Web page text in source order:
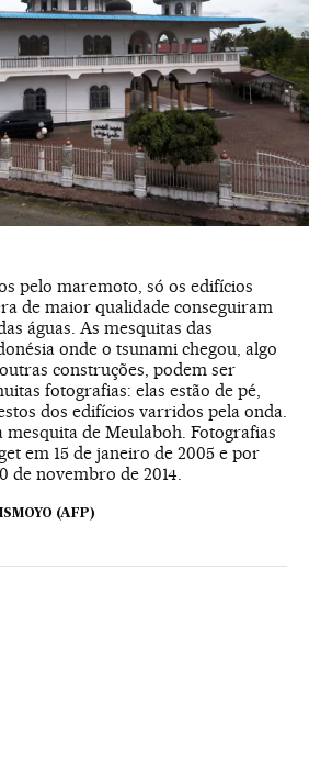
pelo maremoto, só os edifícios
de maior qualidade conseguiram
águas. As mesquitas das
onde o tsunami chegou, algo
construções, podem ser
fotografias: elas estão de pé,
dos edifícios varridos pela onda.
mesquita de Meulaboh. Fotografias
em 15 de janeiro de 2005 e por
de novembro de 2014.
(AFP)